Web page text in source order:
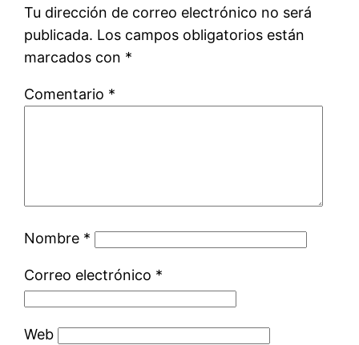
Tu dirección de correo electrónico no será
publicada. Los campos obligatorios están
marcados con *
Comentario *
Nombre *
Correo electrónico *
Web